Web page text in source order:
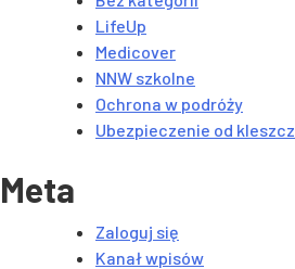
LifeUp
Medicover
NNW szkolne
Ochrona w podróży
Ubezpieczenie od
Meta
Zaloguj się
Kanał wpisów